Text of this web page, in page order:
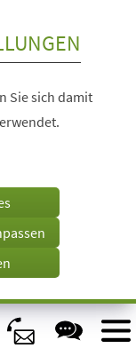
Sie sich damit